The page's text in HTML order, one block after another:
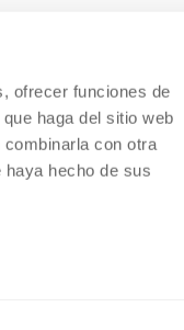
ofrecer funciones de
haga del sitio web
con otra
haya hecho de sus